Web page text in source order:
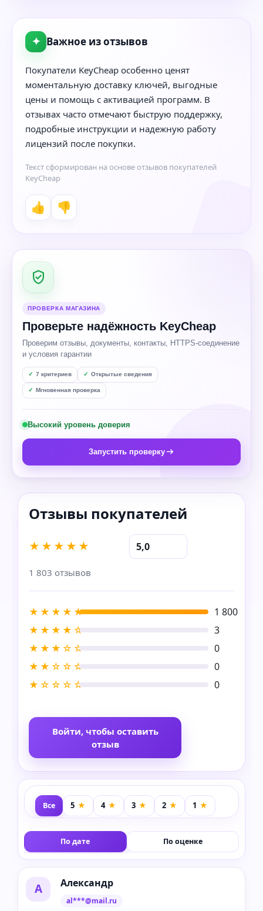
✦ Важное из отзывов
Покупатели KeyCheap особенно ценят
моментальную доставку ключей, выгодные
цены и помощь с активацией программ. В
отзывах часто отмечают быструю поддержку,
подробные инструкции и надежную работу
лицензий после покупки.
Текст сформирован на основе отзывов покупателей
KeyCheap
👍 👎
ПРОВЕРКА МАГАЗИНА
Проверьте надёжность KeyCheap
Проверим отзывы, документы, контакты, HTTPS-соединение
и условия гарантии
7 критериев Открытые сведения
Мгновенная проверка
Высокий уровень доверия
Запустить проверку
★★★★★ 5,0
1 803 отзывов
★★★★★
1 800
★★★★☆
3
★★★☆☆
0
★★☆☆☆
0
★☆☆☆☆
0
Войти, чтобы оставить
отзыв
Все
По дате По оценке
А Александр
al***@mail.ru